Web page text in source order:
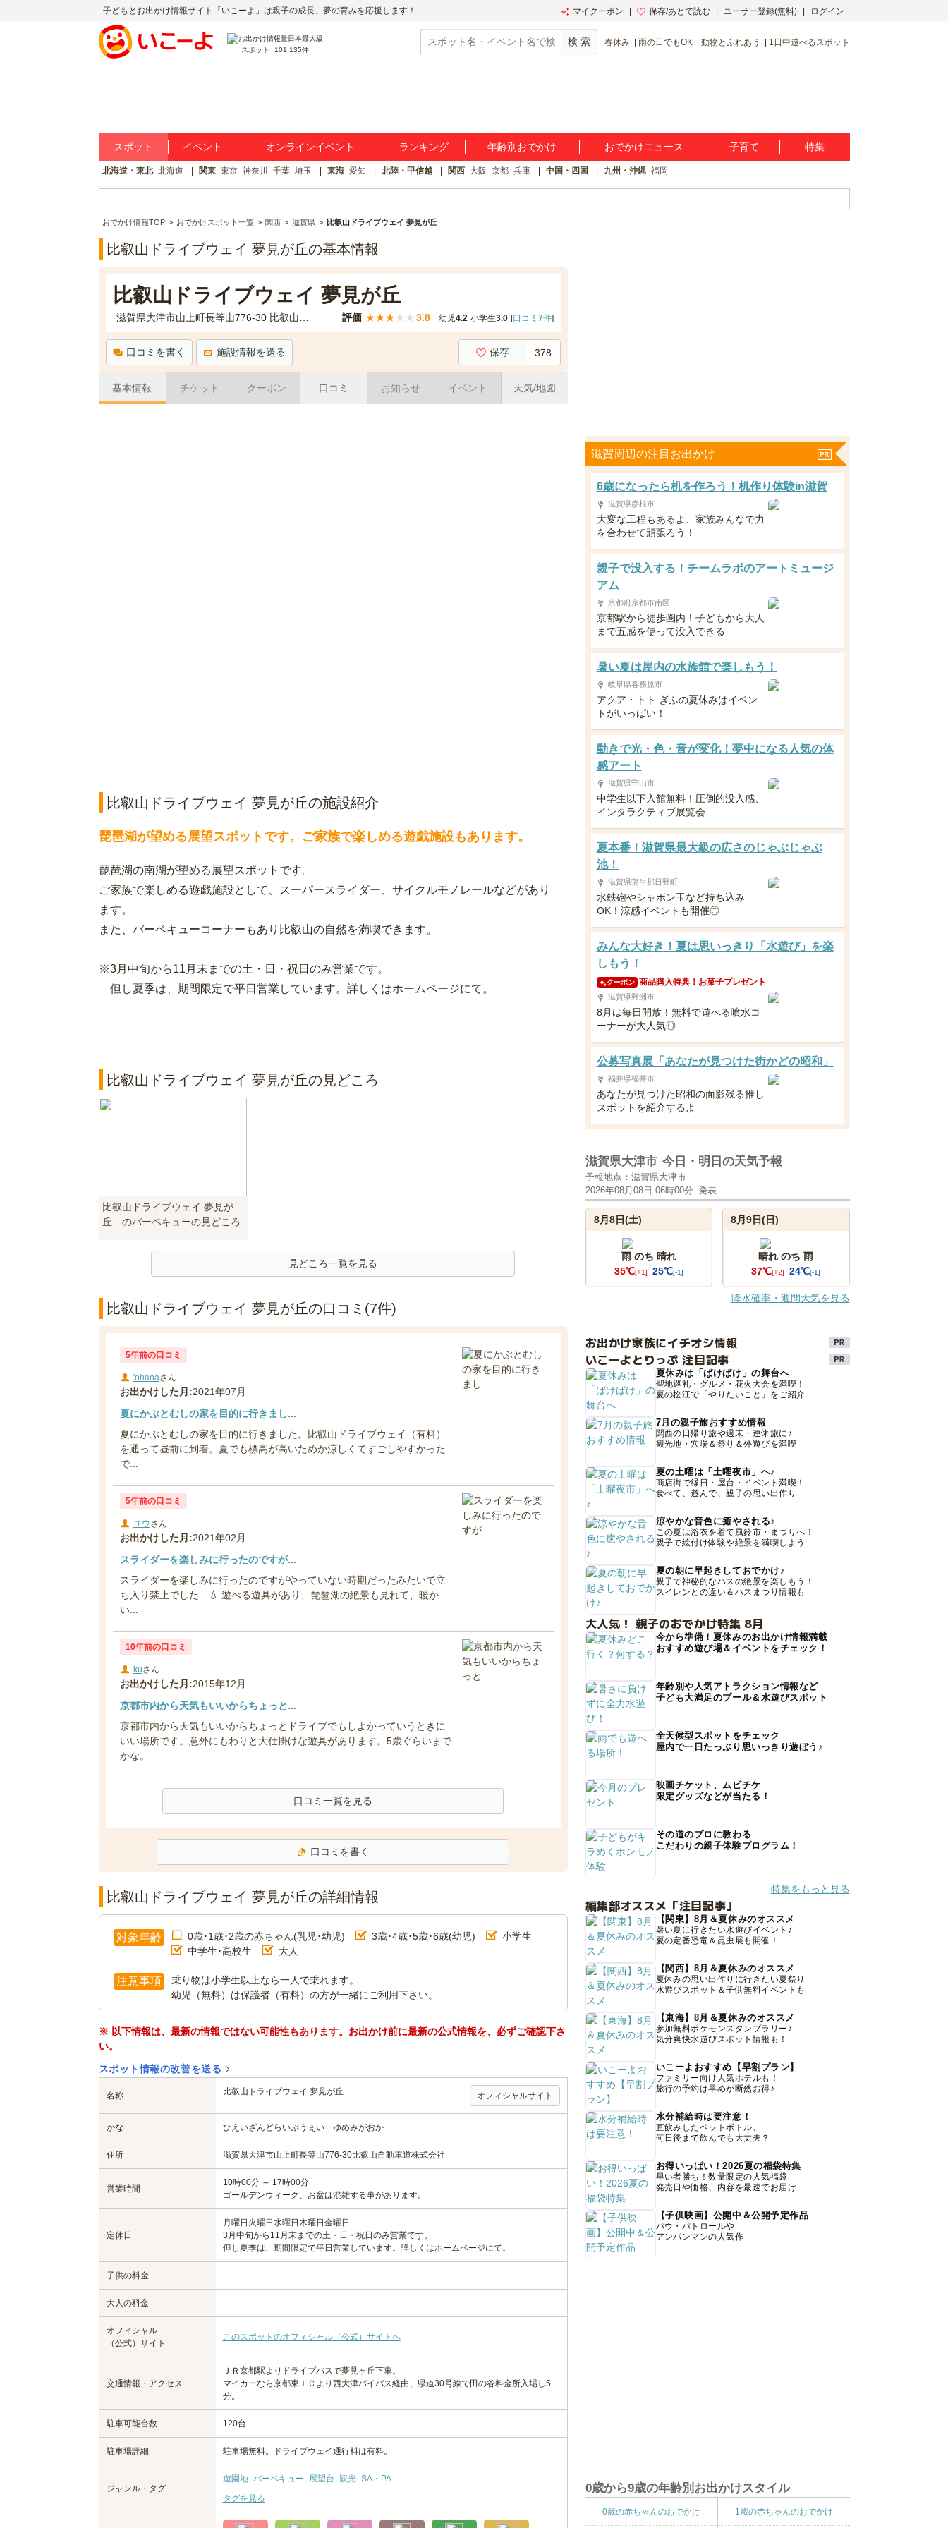
子どもとお出かけ情報サイト「いこーよ」は親子の成長、夢の育みを応援します！ マイクーポン 保存/あとで読む ユーザー登録(無料) ログイン
スポット 101,135件
春休み 雨の日でもOK 動物とふれあう 1日中遊べるスポット
スポット イベント オンラインイベント ランキング 年齢別おでかけ おでかけニュース 子育て 特集
北海道・東北 北海道 関東 東京 神奈川 千葉 埼玉 東海 愛知 北陸・甲信越 関西 大阪 京都 兵庫 中国・四国 九州・沖縄 福岡
おでかけ情報TOP おでかけスポット一覧 関西 滋賀県 比叡山ドライブウェイ 夢見が丘
比叡山ドライブウェイ 夢見が丘の基本情報
比叡山ドライブウェイ 夢見が丘
評価 ★★★★ ★ 3.8 幼児4.2 小学生3.0 [口コミ 7件]
口コミを書く 施設情報を送る 保存 378
基本情報 チケット クーポン 口コミ お知らせ イベント 天気/地図
比叡山ドライブウェイ 夢見が丘の施設紹介
琵琶湖が望める展望スポットです。ご家族で楽しめる遊戯施設もあります。
琵琶湖の南湖が望める展望スポットです。
ご家族で楽しめる遊戯施設として、スーパースライダー、サイクルモノレールなどがあり
ます。
また、バーベキューコーナーもあり比叡山の自然を満喫できます。
※3月中旬から11月末までの土・日・祝日のみ営業です。
但し夏季は、期間限定で平日営業しています。詳しくはホームページにて。
比叡山ドライブウェイ 夢見が丘の見どころ
比叡山ドライブウェイ 夢見が
丘 のバーベキューの見どころ
見どころ一覧を見る
比叡山ドライブウェイ 夢見が丘の口コミ(7件)
5年前の口コミ
'ohanaさん
お出かけした月:2021年07月
夏にかぶとむしの家を目的に行きまし...
夏にかぶとむしの家を目的に行きました。比叡山ドライブウェイ（有料）
を通って昼前に到着。夏でも標高が高いためか涼しくてすごしやすかった
で...
5年前の口コミ
ユウさん
お出かけした月:2021年02月
スライダーを楽しみに行ったのですが...
スライダーを楽しみに行ったのですがやっていない時期だったみたいで立
ち入り禁止でした…💧 遊べる遊具があり、琵琶湖の絶景も見れて、暖か
い...
10年前の口コミ
kuさん
お出かけした月:2015年12月
京都市内から天気もいいからちょっと...
京都市内から天気もいいからちょっとドライブでもしよかっていうときに
いい場所です。意外にもわりと大仕掛けな遊具があります。5歳ぐらいまで
かな。
口コミ一覧を見る
口コミを書く
比叡山ドライブウェイ 夢見が丘の詳細情報
対象年齢 0歳･1歳･2歳の赤ちゃん(乳児･幼児) 3歳･4歳･5歳･6歳(幼児)
小学生
中学生･高校生
大人
注意事項
乗り物は小学生以上なら一人で乗れます。
幼児（無料）は保護者（有料）の方が一緒にご利用下さい。
※ 以下情報は、最新の情報ではない可能性もあります。お出かけ前に最新の公式情報を、必ずご確認下さ
い。
スポット情報の改善を送る
名称 比叡山ドライブウェイ 夢見が丘 オフィシャルサイト
かな ひえいざんどらいぶうぇい ゆめみがおか
住所 滋賀県大津市山上町長等山776-30比叡山自動車道株式会社
営業時間
10時00分 ～ 17時00分
ゴールデンウィーク、お盆は混雑する事があります。
定休日
月曜日 火曜日 水曜日 木曜日 金曜日
3月中旬から11月末までの土・日・祝日のみ営業です。
但し夏季は、期間限定で平日営業しています。詳しくはホームページにて。
子供の料金
大人の料金
オフィシャル
（公式）サイト
このスポットのオフィシャル（公式）サイトへ
交通情報・アクセス
ＪＲ京都駅よりドライブバスで夢見ヶ丘下車。
マイカーなら京都東ＩＣより西大津バイパス経由、県道30号線で田の谷料金所入場し5
分。
駐車可能台数 120台
駐車場詳細 駐車場無料。ドライブウェイ通行料は有料。
ジャンル・タグ
遊園地 バーベキュー 展望台 観光 SA・PA
タグを見る
滋賀周辺の注目お出かけ
6歳になったら机を作ろう！机作り体験in滋賀
滋賀県彦根市
大変な工程もあるよ、家族みんなで力
を合わせて頑張ろう！
親子で没入する！チームラボのアートミュージ
アム
京都府京都市南区
京都駅から徒歩圏内！子どもから大人
まで五感を使って没入できる
暑い夏は屋内の水族館で楽しもう！
岐阜県各務原市
アクア・トト ぎふの夏休みはイベン
トがいっぱい！
動きで光・色・音が変化！夢中になる人気の体
感アート
滋賀県守山市
中学生以下入館無料！圧倒的没入感、
インタラクティブ展覧会
夏本番！滋賀県最大級の広さのじゃぶじゃぶ
池！
滋賀県蒲生郡日野町
水鉄砲やシャボン玉など持ち込み
OK！涼感イベントも開催◎
みんな大好き！夏は思いっきり「水遊び」を楽
しもう！
クーポン 商品購入特典！お菓子プレゼント
滋賀県野洲市
8月は毎日開放！無料で遊べる噴水コ
ーナーが大人気◎
公募写真展「あなたが見つけた街かどの昭和」
福井県福井市
あなたが見つけた昭和の面影残る推し
スポットを紹介するよ
滋賀県大津市 今日・明日の天気予報
予報地点：滋賀県大津市
2026年08月08日 06時00分 発表
8月8日(土)
雨 のち 晴れ
35℃[+1] 25℃[-1]
8月9日(日)
晴れ のち 雨
37℃[+2] 24℃[-1]
降水確率・週間天気を見る
お出かけ家族にイチオシ情報
いこーよとりっぷ 注目記事
夏休みは「ばけばけ」の舞台へ
聖地巡礼・グルメ・花火大会を満喫！
夏の松江で「やりたいこと」をご紹介
7月の親子旅おすすめ情報
関西の日帰り旅や週末・連休旅に♪
観光地・穴場＆祭り＆外遊びを満喫
夏の土曜は「土曜夜市」へ♪
商店街で縁日・屋台・イベント満喫！
食べて、遊んで、親子の思い出作り
涼やかな音色に癒やされる♪
この夏は浴衣を着て風鈴市・まつりへ！
親子で絵付け体験や絶景を満喫しよう
夏の朝に早起きしておでかけ♪
親子で神秘的なハスの絶景を楽しもう！
スイレンとの違い＆ハスまつり情報も
大人気！ 親子のおでかけ特集 8月
今から準備！夏休みのお出かけ情報満載
おすすめ遊び場＆イベントをチェック！
年齢別や人気アトラクション情報など
子ども大満足のプール＆水遊びスポット
全天候型スポットをチェック
屋内で一日たっぷり思いっきり遊ぼう♪
映画チケット、ムビチケ
限定グッズなどが当たる！
その道のプロに教わる
こだわりの親子体験プログラム！
特集をもっと見る
編集部オススメ「注目記事」
【関東】8月＆夏休みのオススメ
暑い夏に行きたい水遊びイベント♪
夏の定番恐竜＆昆虫展も開催！
【関西】8月＆夏休みのオススメ
夏休みの思い出作りに行きたい夏祭り
水遊びスポット＆子供無料イベントも
【東海】8月＆夏休みのオススメ
参加無料ポケモンスタンプラリー♪
気分爽快水遊びスポット情報も！
いこーよおすすめ【早割プラン】
ファミリー向け人気ホテルも！
旅行の予約は早めが断然お得♪
水分補給時は要注意！
直飲みしたペットボトル、
何日後まで飲んでも大丈夫？
お得いっぱい！2026夏の福袋特集
早い者勝ち！数量限定の人気福袋
発売日や価格、内容を最速でお届け
【子供映画】公開中＆公開予定作品
パウ・パトロールや
アンパンマンの人気作
0歳から9歳の年齢別お出かけスタイル
0歳の赤ちゃんのおでかけ 1歳の赤ちゃんのおでかけ